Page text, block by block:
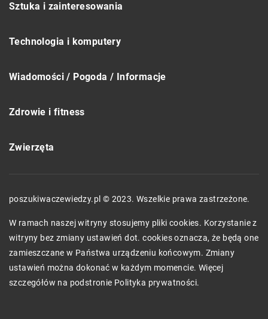
Sztuka i zainteresowania
Technologia i komputery
Wiadomości / Pogoda / Informacje
Zdrowie i fitness
Zwierzęta
poszukiwaczewiedzy.pl © 2023. Wszelkie prawa zastrzeżone.
W ramach naszej witryny stosujemy pliki cookies. Korzystanie z
witryny bez zmiany ustawień dot. cookies oznacza, że będą one
zamieszczane w Państwa urządzeniu końcowym. Zmiany
ustawień można dokonać w każdym momencie. Więcej
szczegółów na podstronie Polityka prywatności.